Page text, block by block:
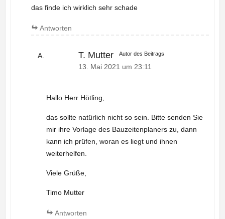
das finde ich wirklich sehr schade
Antworten
T. Mutter Autor des Beitrags
13. Mai 2021 um 23:11
Hallo Herr Hötling,
das sollte natürlich nicht so sein. Bitte senden Sie
mir ihre Vorlage des Bauzeitenplaners zu, dann
kann ich prüfen, woran es liegt und ihnen
weiterhelfen.
Viele Grüße,
Timo Mutter
Antworten